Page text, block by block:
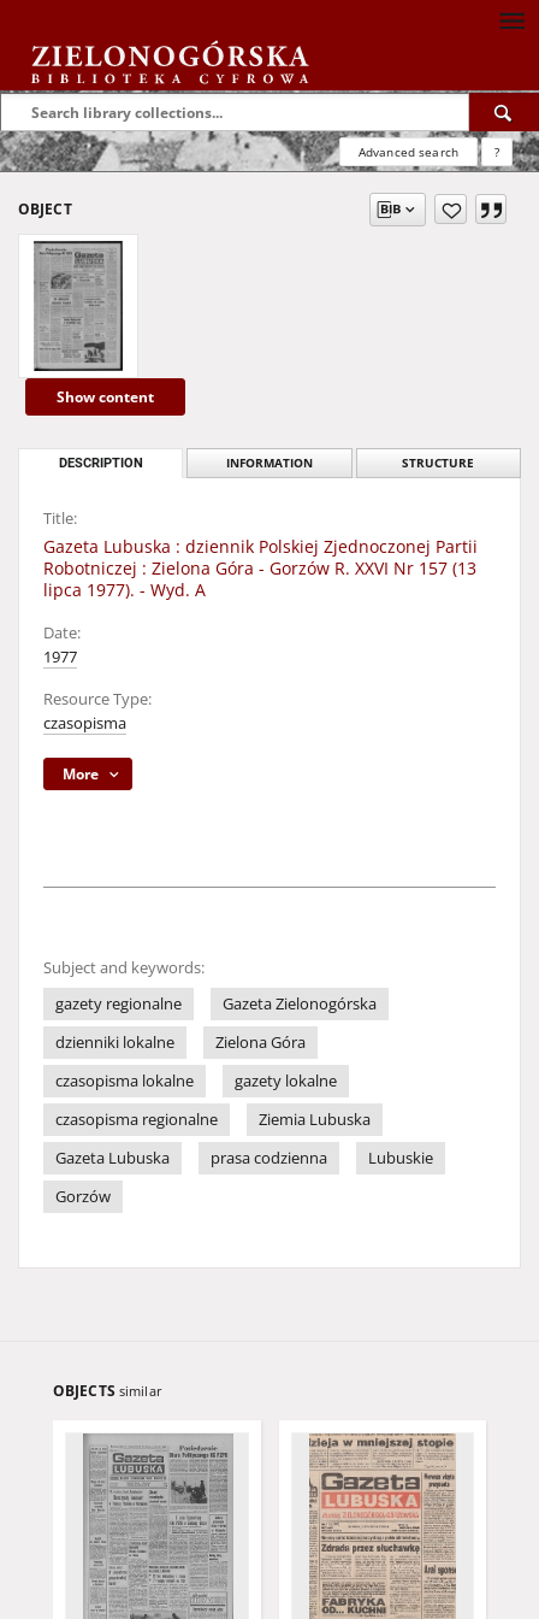
Advanced search ?
OBJECT
Show content
DESCRIPTION INFORMATION STRUCTURE
Title:
Gazeta Lubuska : dziennik Polskiej Zjednoczonej Partii
Robotniczej : Zielona Góra - Gorzów R. XXVI Nr 157 (13
lipca 1977). - Wyd. A
Date:
1977
Resource Type:
czasopisma
More
Subject and keywords:
gazety regionalne
Gazeta Zielonogórska
dzienniki lokalne
Zielona Góra
czasopisma lokalne
gazety lokalne
czasopisma regionalne
Ziemia Lubuska
Gazeta Lubuska
prasa codzienna
Lubuskie
Gorzów
OBJECTS similar